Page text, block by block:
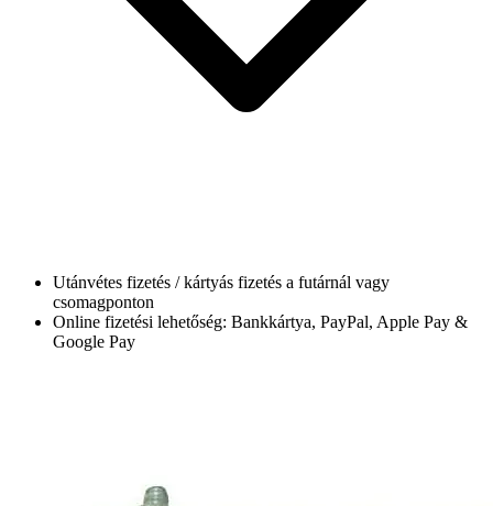
Utánvétes fizetés / kártyás fizetés a futárnál vagy
csomagponton
Online fizetési lehetőség: Bankkártya, PayPal, Apple Pay &
Google Pay